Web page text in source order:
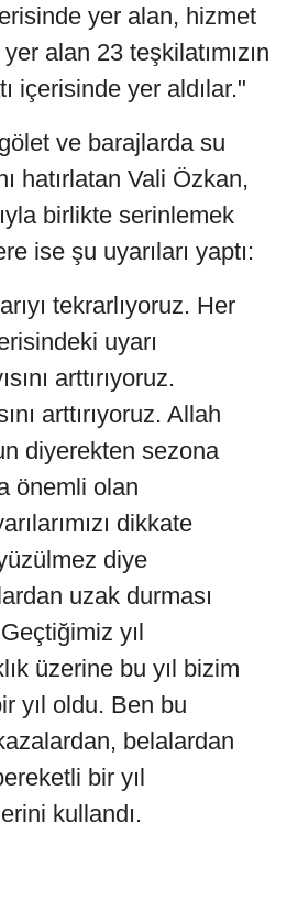
yer alan, hizmet
alan 23 teşkilatımızın
içerisinde yer aldılar."
ve barajlarda su
hatırlatan Vali Özkan,
birlikte serinlemek
ise şu uyarıları yaptı:
tekrarlıyoruz. Her
uyarı
arttırıyoruz.
arttırıyoruz. Allah
diyerekten sezona
önemli olan
dikkate
diye
uzak durması
yıl
üzerine bu yıl bizim
yıl oldu. Ben bu
belalardan
bir yıl
kullandı.